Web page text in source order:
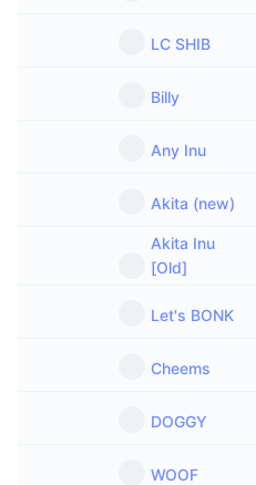
LC SHIB
Billy
Any Inu
Akita (new)
Akita Inu
[Old]
Let's BONK
Cheems
DOGGY
WOOF